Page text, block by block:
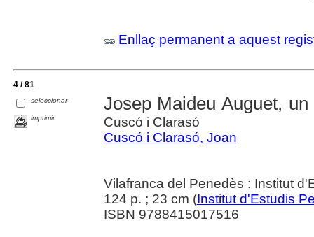
Enllaç permanent a aquest
4 / 81
seleccionar
imprimir
Josep Maideu Auguet,
Cuscó i Clarasó
Cuscó i Clarasó, Joan
Vilafranca del Penedès : Institut
124 p. ; 23 cm (Institut d'Estudis
ISBN 9788415017516